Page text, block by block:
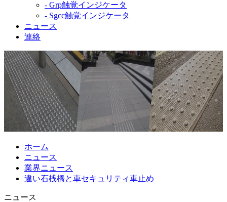
- Grp触覚インジケータ
- Sgcc触覚インジケータ
ニュース
連絡
ホーム
ニュース
業界ニュース
違い石桟橋と車セキュリティ車止め
ニュース